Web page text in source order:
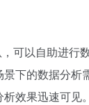
可以自助进行数
下的数据分析
效果迅速可见。